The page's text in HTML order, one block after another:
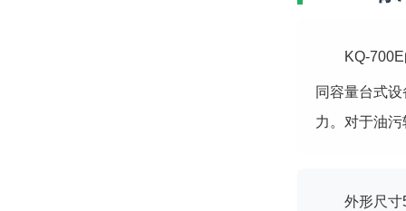
KQ-
同容量台式
力。对于油
外形尺